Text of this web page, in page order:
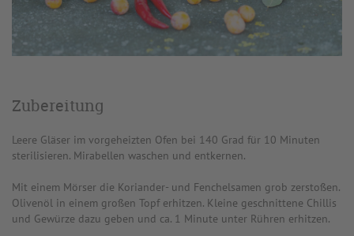
Zubereitung
Leere Gläser im vorgeheizten Ofen bei 140 Grad für 10 Minuten
sterilisieren. Mirabellen waschen und entkernen.
Mit einem Mörser die Koriander- und Fenchelsamen grob zerstoßen.
Olivenöl in einem großen Topf erhitzen. Kleine geschnittene Chillis
und Gewürze dazu geben und ca. 1 Minute unter Rühren erhitzen.